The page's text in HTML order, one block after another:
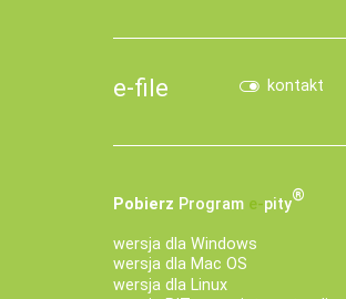
e-file kontakt
Pobierz Program e‑pity®
wersja dla Windows
wersja dla Mac OS
wersja dla Linux